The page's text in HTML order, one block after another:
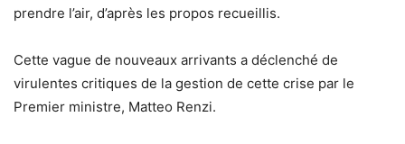
prendre l’air, d’après les propos recueillis.
Cette vague de nouveaux arrivants a déclenché de
virulentes critiques de la gestion de cette crise par le
Premier ministre, Matteo Renzi.